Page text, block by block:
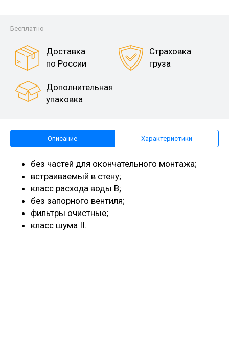
Бесплатно
Доставка
по России
Страховка
груза
Дополнительная
упаковка
Описание Характеристики
без частей для окончательного монтажа;
встраиваемый в стену;
класс расхода воды B;
без запорного вентиля;
фильтры очистные;
класс шума II.